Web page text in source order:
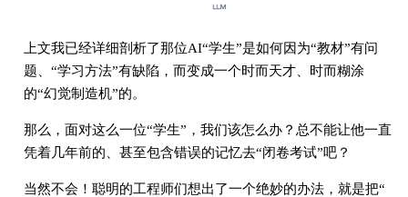
上文我已经详细剖析了那位AI“学生”是如何因为“教材”有问
题、“学习方法”有缺陷，而变成一个时而天才、时而糊涂
的“幻觉制造机”的。
那么，面对这么一位“学生”，我们该怎么办？总不能让他一直
凭着几年前的、甚至包含错误的记忆去“闭卷考试”吧？
当然不会！聪明的工程师们想出了一个绝妙的办法，就是把“